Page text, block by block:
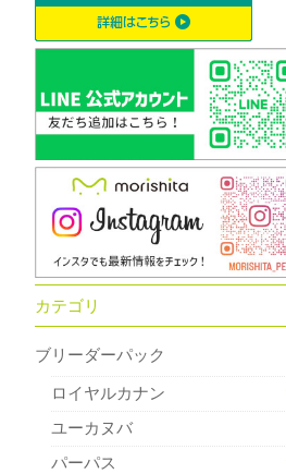
カテゴリ
ブリーダーパック
ロイヤルカナン
ユーカヌバ
パーパス